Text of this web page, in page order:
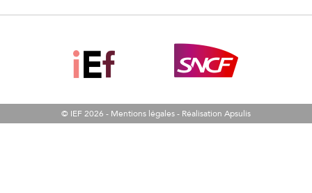
© IEF 2026 - Mentions légales- Réalisation Apsulis